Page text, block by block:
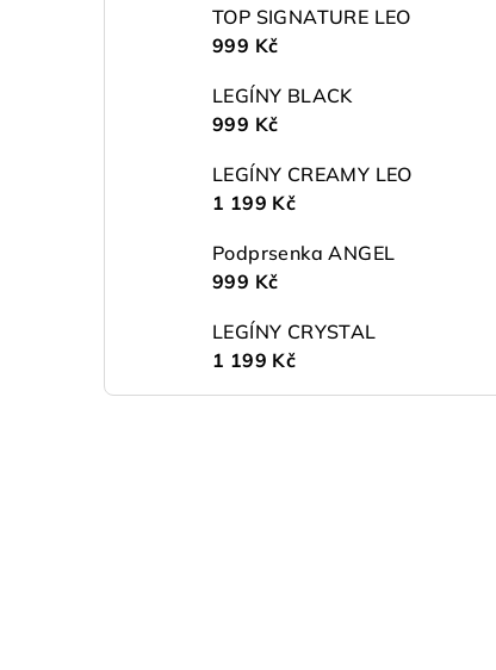
TOP SIGNATURE LEO
999 Kč
LEGÍNY BLACK
999 Kč
LEGÍNY CREAMY LEO
1 199 Kč
Podprsenka ANGEL
999 Kč
LEGÍNY CRYSTAL
1 199 Kč